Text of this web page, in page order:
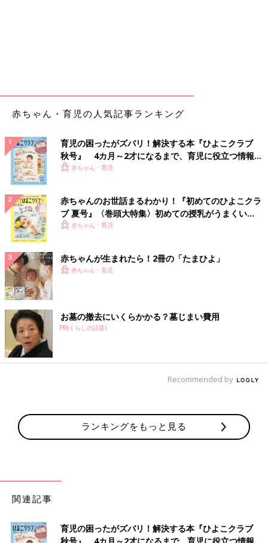
赤ちゃん・育児の人気記事ランキング
育児の困ったがズバリ！解決する本『ひよこクラブ
秋号』 4カ月～2才になるまで、育児に役立つ情報が
いっぱい！
赤ちゃん・育児
赤ちゃんのお世話まるわかり！『初めてのひよこクラ
ブ 夏号』〈巻頭大特集〉初めての授乳がうまくい
く！ おっぱい・ミルクの基本と夏のトラブル 解決テ
赤ちゃん・育児
赤ちゃんが生まれたら！2冊の「たまひよ」
赤ちゃん・育児
お墓の撤去にいくらかかる？墓じまい費用
PR(くらしの話題)
Recommended by
ランキングをもっと見る
関連記事
育児の困ったがズバリ！解決する本『ひよこクラブ